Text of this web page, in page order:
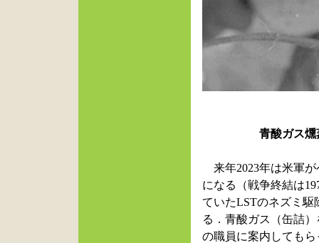
青酸ガス燻蒸に
来年2023年は米軍が
になる（戦争終結は
ていたLSTのネズミ駆
る．青酸ガス（缶詰
の職員に案内しても